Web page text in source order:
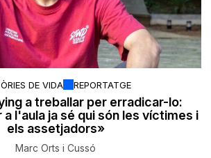
DE VIDA REPORTATGE
a treballar per erradicar-lo:
l'aula ja sé qui són les víctimes i
els assetjadors»
Marc Orts i Cussó